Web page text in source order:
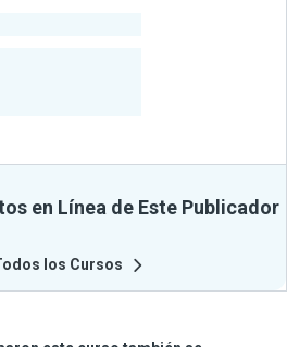
en Línea de Este Publicador
los Cursos